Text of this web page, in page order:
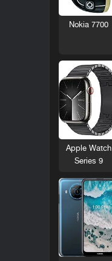
Nokia 7700
Apple Watch
Series 9